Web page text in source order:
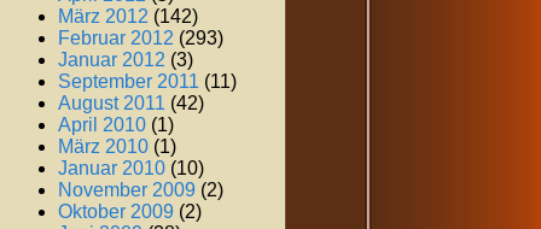
März 2012 (142)
Februar 2012 (293)
Januar 2012 (3)
September 2011 (11)
August 2011 (42)
April 2010 (1)
März 2010 (1)
Januar 2010 (10)
November 2009 (2)
Oktober 2009 (2)